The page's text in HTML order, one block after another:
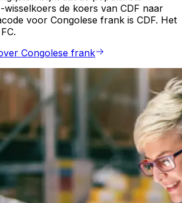
de koers van CDF naar
voor Congolese frank is CDF. Het
Congolese frank